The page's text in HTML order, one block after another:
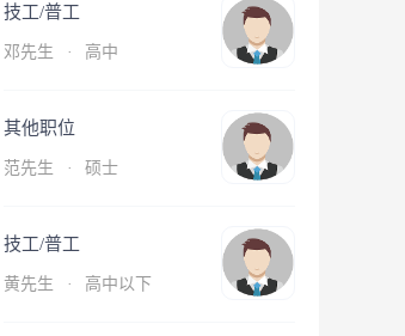
技工/普工
邓先生 · 高中
其他职位
范先生 · 硕士
技工/普工
黄先生 · 高中以下